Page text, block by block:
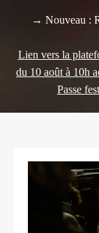
→ Nouveau :
Lien vers la
du 10 août à 10h
Passe